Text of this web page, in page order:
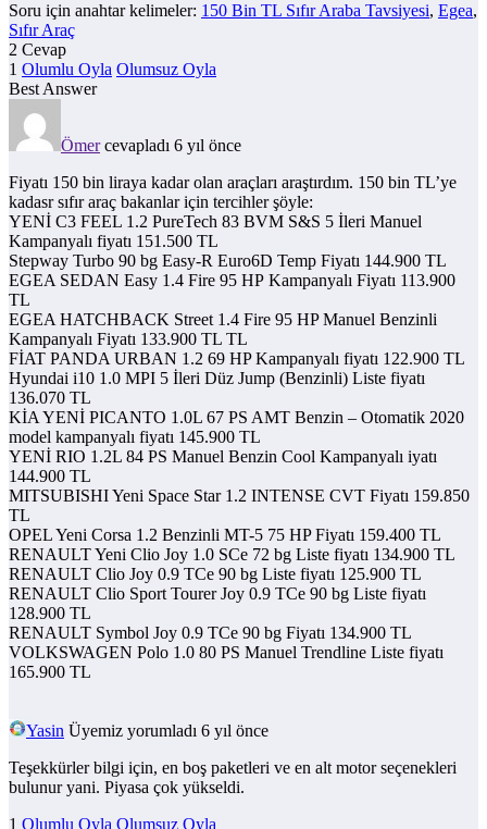
Soru için anahtar kelimeler: 150 Bin TL Sıfır Araba Tavsiyesi, Egea,
Sıfır Araç
2 Cevap
1 Olumlu Oyla Olumsuz Oyla
Best Answer
Ömercevapladı 6 yıl önce
Fiyatı 150 bin liraya kadar olan araçları araştırdım. 150 bin TL’ye
kadasr sıfır araç bakanlar için tercihler şöyle:
YENİ C3 FEEL 1.2 PureTech 83 BVM S&S 5 İleri Manuel
Kampanyalı fiyatı 151.500 TL
Stepway Turbo 90 bg Easy-R Euro6D Temp Fiyatı 144.900 TL
EGEA SEDAN Easy 1.4 Fire 95 HP Kampanyalı Fiyatı 113.900
TL
EGEA HATCHBACK Street 1.4 Fire 95 HP Manuel Benzinli
Kampanyalı Fiyatı 133.900 TL TL
FİAT PANDA URBAN 1.2 69 HP Kampanyalı fiyatı 122.900 TL
Hyundai i10 1.0 MPI 5 İleri Düz Jump (Benzinli) Liste fiyatı
136.070 TL
KİA YENİ PICANTO 1.0L 67 PS AMT Benzin – Otomatik 2020
model kampanyalı fiyatı 145.900 TL
YENİ RIO 1.2L 84 PS Manuel Benzin Cool Kampanyalı iyatı
144.900 TL
MITSUBISHI Yeni Space Star 1.2 INTENSE CVT Fiyatı 159.850
TL
OPEL Yeni Corsa 1.2 Benzinli MT-5 75 HP Fiyatı 159.400 TL
RENAULT Yeni Clio Joy 1.0 SCe 72 bg Liste fiyatı 134.900 TL
RENAULT Clio Joy 0.9 TCe 90 bg Liste fiyatı 125.900 TL
RENAULT Clio Sport Tourer Joy 0.9 TCe 90 bg Liste fiyatı
128.900 TL
RENAULT Symbol Joy 0.9 TCe 90 bg Fiyatı 134.900 TL
VOLKSWAGEN Polo 1.0 80 PS Manuel Trendline Liste fiyatı
165.900 TL
Yasin Üyemiz yorumladı 6 yıl önce
Teşekkürler bilgi için, en boş paketleri ve en alt motor seçenekleri
bulunur yani. Piyasa çok yükseldi.
1 Olumlu Oyla Olumsuz Oyla